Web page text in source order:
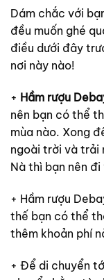
Dám chắc với
đều muốn ghé
điều dưới đây
nơi này nào!
+ Hầm rượu
nên bạn có thể
mùa nào. Xong
ngoài trời và trải
Nà thì bạn nên đi
+ Hầm rượu
thế bạn có thể
thêm khoản phí
+ Để di chuyển